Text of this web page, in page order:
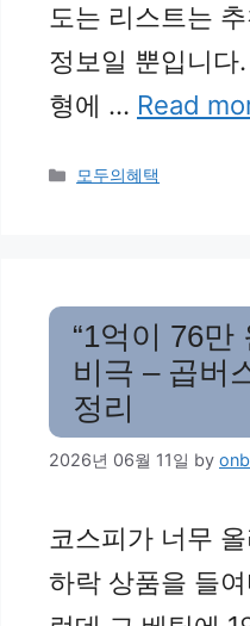
도는 리스트는 추
정보일 뿐입니다
형에 … Read
Categories
모두의혜택
“1억이 76만
비극 – 곱버
정리
2026년 06월 11일 by
코스피가 너무
하락 상품을 들